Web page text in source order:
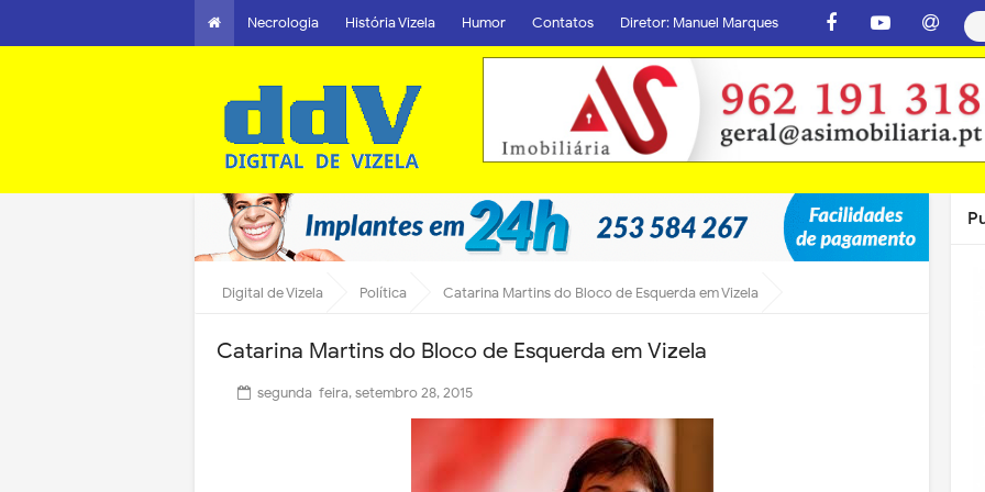
Necrologia História Vizela Humor Contatos Diretor: Manuel Marques
Digital de Vizela Política Catarina Martins do Bloco de Esquerda em Vizela
Catarina Martins do Bloco de Esquerda em Vizela
segunda-feira, setembro 28, 2015